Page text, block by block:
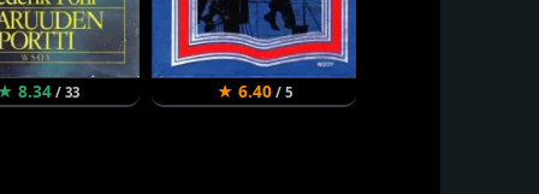
8.34/ 33 ★ 6.40/ 5